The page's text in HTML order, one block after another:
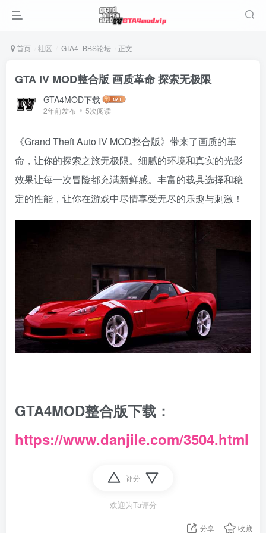
首页 社区 GTA4_BBS论坛 正文
GTA IV MOD整合版 画质革命 探索无极限
GTA4MOD下载
2年前发布 5次阅读
《Grand Theft Auto IV MOD整合版》带来了画质的革
命，让你的探索之旅无极限。细腻的环境和真实的光影
效果让每一次冒险都充满新鲜感。丰富的载具选择和稳
定的性能，让你在游戏中尽情享受无尽的乐趣与刺激！
GTA4MOD整合版下载：
https://www.danjile.com/3504.html
评分
欢迎为Ta评分
分享 收藏